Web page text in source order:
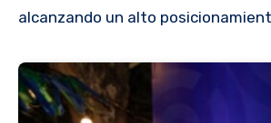
alcanzando un alto